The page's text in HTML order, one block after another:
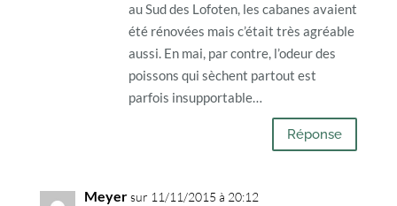
au Sud des Lofoten, les cabanes avaient
été rénovées mais c’était très agréable
aussi. En mai, par contre, l’odeur des
poissons qui sèchent partout est
parfois insupportable…
Réponse
Meyersur 11/11/2015 à 20:12